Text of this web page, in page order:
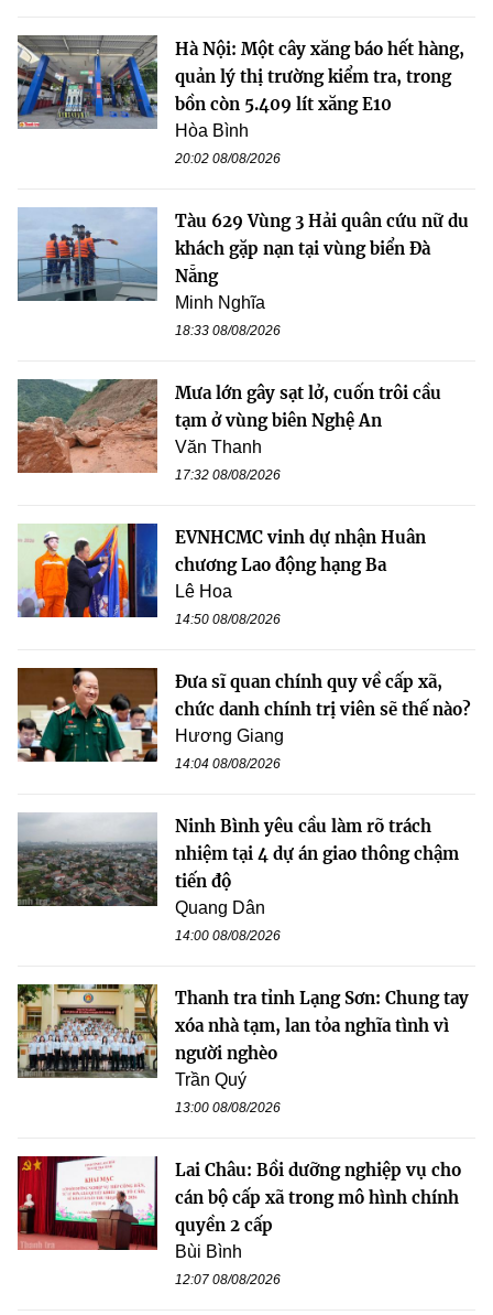
Hà Nội: Một cây xăng báo hết hàng,
quản lý thị trường kiểm tra, trong
bồn còn 5.409 lít xăng E10
Hòa Bình
20:02 08/08/2026
Tàu 629 Vùng 3 Hải quân cứu nữ du
khách gặp nạn tại vùng biển Đà
Nẵng
Minh Nghĩa
18:33 08/08/2026
Mưa lớn gây sạt lở, cuốn trôi cầu
tạm ở vùng biên Nghệ An
Văn Thanh
17:32 08/08/2026
EVNHCMC vinh dự nhận Huân
chương Lao động hạng Ba
Lê Hoa
14:50 08/08/2026
Đưa sĩ quan chính quy về cấp xã,
chức danh chính trị viên sẽ thế nào?
Hương Giang
14:04 08/08/2026
Ninh Bình yêu cầu làm rõ trách
nhiệm tại 4 dự án giao thông chậm
tiến độ
Quang Dân
14:00 08/08/2026
Thanh tra tỉnh Lạng Sơn: Chung tay
xóa nhà tạm, lan tỏa nghĩa tình vì
người nghèo
Trần Quý
13:00 08/08/2026
Lai Châu: Bồi dưỡng nghiệp vụ cho
cán bộ cấp xã trong mô hình chính
quyền 2 cấp
Bùi Bình
12:07 08/08/2026